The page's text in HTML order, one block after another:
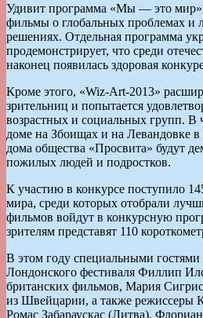
Удивит программа «Мы — это
фильмы о глобальных проблемах и
решениях. Отдельная программа
продемонстрирует, что среди
наконец появилась здоровая
Кроме этого, «Wiz-Art-2013»
зрительниц и попытается
возрастных и социальных групп. В
доме на Збоищах и на Левандовке
дома общества «Просвита» будут
пожилых людей и подростков.
К участию в конкурсе поступило
мира, среди которых отобрали
фильмов войдут в конкурсную
зрителям представят 110
В этом году специальными гостями
Лондонского фестиваля Филлип
британских фильмов, Мария
из Швейцарии, а также режиссеры
Ромас Забараускас (Литва),